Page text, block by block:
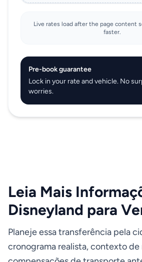
Live rates load after the page content
faster.
Pre-book guarantee
Lock in your rate and vehicle. No
worries.
Leia Mais
Disneyland para
Planeje essa transferência pela
cronograma realista, contexto de